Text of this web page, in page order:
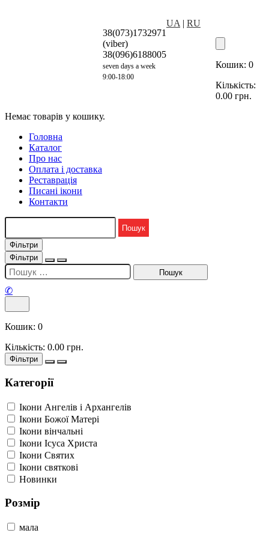
38(073)1732971
(viber)
38(096)6188005
seven days a week
9:00-18:00
UA | RU
Кошик: 0
Кількість:
0.00 грн.
Немає товарів у кошику.
Головна
Каталог
Про нас
Оплата і доставка
Реставрація
Писані ікони
Контакти
Фільтри
Фільтри
✆
Кошик: 0
Кількість: 0.00 грн.
Фільтри
Категорії
Ікони Ангелів і Архангелів
Ікони Божої Матері
Ікони вінчальні
Ікони Ісуса Христа
Ікони Святих
Ікони святкові
Новинки
Розмір
мала